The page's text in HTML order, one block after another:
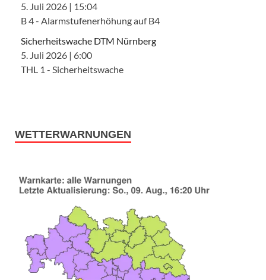
5. Juli 2026 | 15:04
B 4 - Alarmstufenerhöhung auf B4
Sicherheitswache DTM Nürnberg
5. Juli 2026 | 6:00
THL 1 - Sicherheitswache
WETTERWARNUNGEN